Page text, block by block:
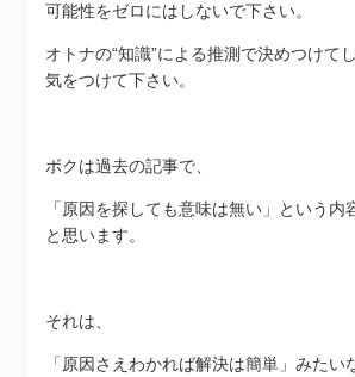
可能性をゼロにはしないで下さい。
オトナの“知識”による推測で決めつけて
気をつけて下さい。
ボクは過去の記事で、
「原因を探しても意味は無い」という内
と思います。
それは、
「原因さえわかれば解決は簡単」みたい